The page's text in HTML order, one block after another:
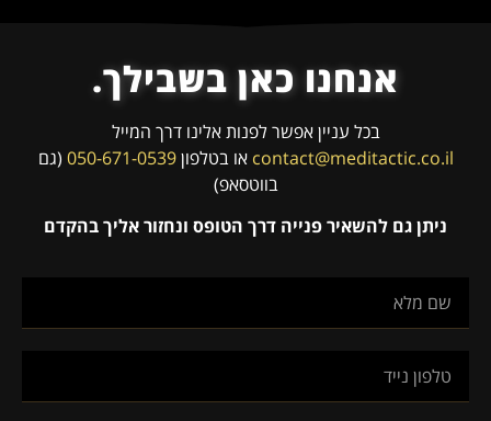
אנחנו כאן בשבילך.
בכל עניין אפשר לפנות אלינו דרך המייל
contact@meditactic.co.il או בטלפון050-671-0539 (גם
בווטסאפ)
ניתן גם להשאיר פנייה דרך הטופס ונחזור אליך בהקדם